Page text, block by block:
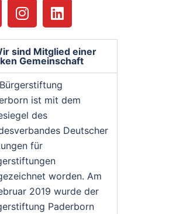
sind Mitglied einer
Gemeinschaft
ist mit dem
des
Deutscher
für
worden. Am
2019 wurde der
Paderborn